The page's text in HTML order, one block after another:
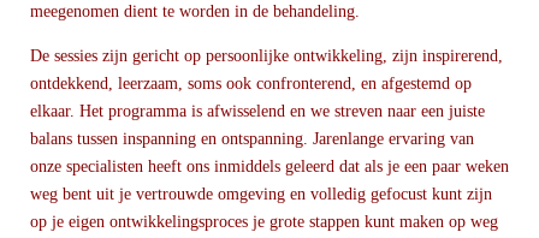
meegenomen dient te worden in de behandeling.
De sessies zijn gericht op persoonlijke ontwikkeling, zijn inspirerend,
ontdekkend, leerzaam, soms ook confronterend, en afgestemd op
elkaar. Het programma is afwisselend en we streven naar een juiste
balans tussen inspanning en ontspanning. Jarenlange ervaring van
onze specialisten heeft ons inmiddels geleerd dat als je een paar weken
weg bent uit je vertrouwde omgeving en volledig gefocust kunt zijn
op je eigen ontwikkelingsproces je grote stappen kunt maken op weg